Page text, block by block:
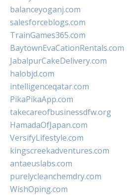
balanceyoganj.com
salesforceblogs.com
TrainGames365.com
BaytownEvaCationRentals.com
JabalpurCakeDelivery.com
halobjd.com
intelligenceqatar.com
PikaPikaApp.com
takecareofbusinessdfw.org
HamadaOfJapan.com
VersifyLifestyle.com
kingscreekadventures.com
antaeuslabs.com
purelycleanchemdry.com
WishOping.com